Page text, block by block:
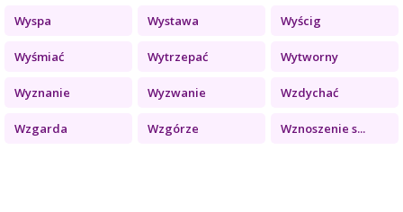
Wyspa Wystawa Wyścig
Wyśmiać Wytrzepać Wytworny
Wyznanie Wyzwanie Wzdychać
Wzgarda Wzgórze Wznoszenie s...